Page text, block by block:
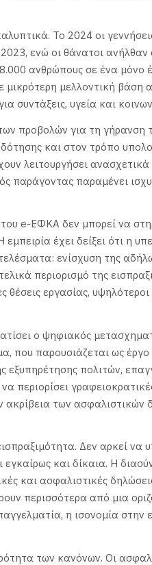
Το 2024 οι
ενώ οι θάνατοι ανήλθαν
ανθρώπους σε ένα μόνο
μικρότερη μελλοντική
συντάξεις, υγεία και
προβολών για τη γήρανση
και στον τρόπο
λειτουργήσει
παραμένει
e-ΕΦΚΑ δεν μπορεί να
έχει δείξει ότι η
ενίσχυση της
περιορισμό της
εργασίας, υψηλότεροι
ο ψηφιακός
παρουσιάζεται ως έργο
εξυπηρέτησης πολιτών,
περιορίσει
των ασφαλιστικών
Δεν αρκεί να
εγκαίρως και δίκαια. Η
και ασφαλιστικές
περισσότερα από μια
η ισονομία στην
των κανόνων. Οι